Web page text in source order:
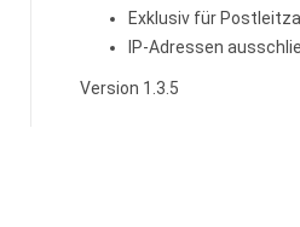
Exklusiv für
IP-Adressen
Version 1.3.5